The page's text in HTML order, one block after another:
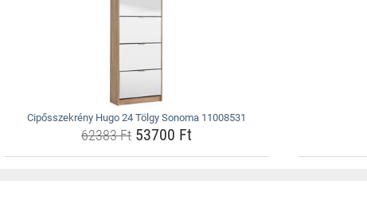
Cipősszekrény Hugo 24 Tölgy Sonoma 11008531
62383 Ft53700 Ft